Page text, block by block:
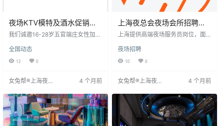
夜场KTV模特及酒水促销员
招聘启事
我们诚邀16-28岁五官端庄女性加入
强、服务意识好，具备责任心和吃
苦耐劳精神。提供包吃住（高端小
6**起，根据能力调整。不看学历和
信心。
全国动态
12 0
女兔帮®上海夜场
4 个月前
上海夜总会夜场会所招聘礼
仪酒水促销服务员
上海提供高端夜场服务员岗位，面
象端正者。工作时间为每晚七点半
至凌晨，薪资日结，15-25元起。要
和订房任务，提供稳定收入和高端
高，有职业发展空间。形象与专业
服务态度是关键。
夜场招聘
10 0
女兔帮®上海夜场
4 个月前